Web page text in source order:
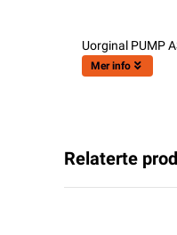
Uorginal PUMP
Mer info
Relaterte